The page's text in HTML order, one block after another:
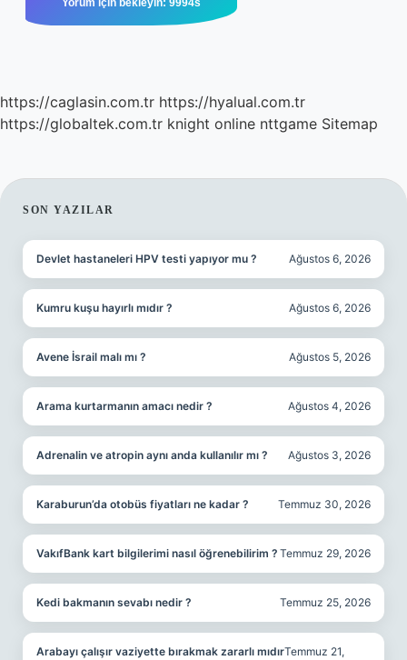
https://caglasin.com.tr https://hyalual.com.tr
https://globaltek.com.tr knight online nttgame Sitemap
SIDEBAR
SON YAZILAR
Devlet hastaneleri HPV testi yapıyor mu ? Ağustos 6, 2026
Kumru kuşu hayırlı mıdır ? Ağustos 6, 2026
Avene İsrail malı mı ? Ağustos 5, 2026
Arama kurtarmanın amacı nedir ? Ağustos 4, 2026
Adrenalin ve atropin aynı anda kullanılır mı ? Ağustos 3, 2026
Karaburun’da otobüs fiyatları ne kadar ? Temmuz 30, 2026
VakıfBank kart bilgilerimi nasıl öğrenebilirim ? Temmuz 29, 2026
Kedi bakmanın sevabı nedir ? Temmuz 25, 2026
Arabayı çalışır vaziyette bırakmak zararlı mıdırTemmuz 21,